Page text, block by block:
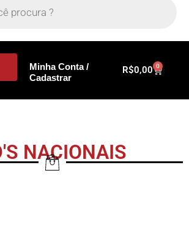
Minha Conta /
Cadastrar
R$0,00 0
NACIONAIS